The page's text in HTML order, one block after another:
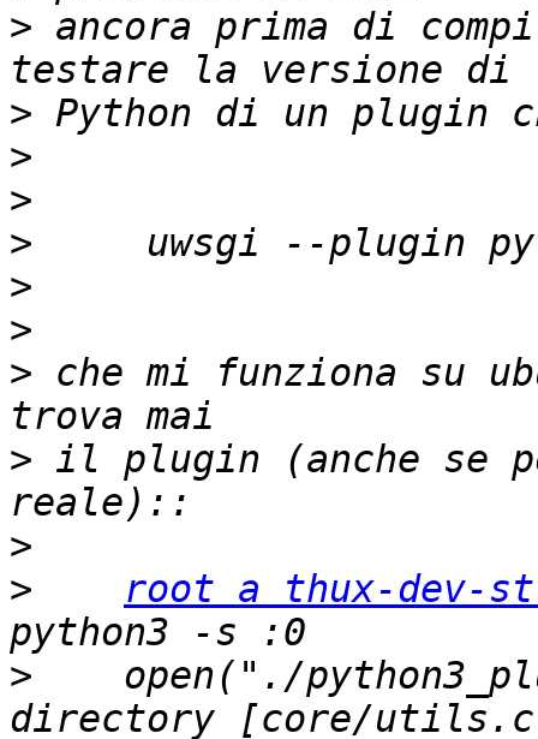
> ancora prima di
>
>
>
>
>
>
> che mi funziona su
> il plugin (anche se
>
>
root a thux-dev-
>
open("./